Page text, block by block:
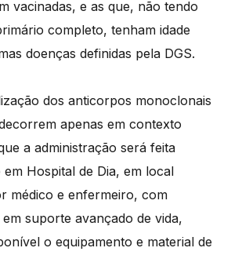
vacinadas, e as que, não tendo
completo, tenham idade
doenças definidas pela DGS.
dos anticorpos monoclonais
apenas em contexto
a administração será feita
Hospital de Dia, em local
médico e enfermeiro, com
suporte avançado de vida,
o equipamento e material de